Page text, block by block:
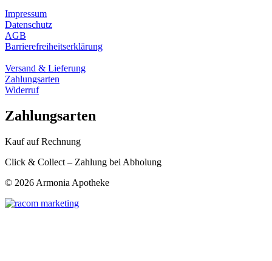
Impressum
Datenschutz
AGB
Barrierefreiheitserklärung
Versand & Lieferung
Zahlungsarten
Widerruf
Zahlungsarten
Kauf auf Rechnung
Click & Collect – Zahlung bei Abholung
© 2026 Armonia Apotheke